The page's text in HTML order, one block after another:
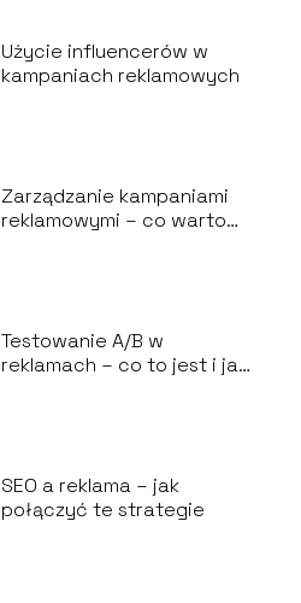
Użycie influencerów w
kampaniach reklamowych
Zarządzanie kampaniami
reklamowymi – co warto
Testowanie A/B w
reklamach – co to jest i jak
SEO a reklama – jak
połączyć te strategie